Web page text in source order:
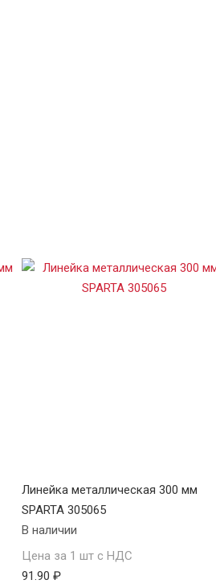
Линейка металлическая 300 мм
SPARTA 305065
В наличии
Цена за 1 шт с НДС
91.90 ₽